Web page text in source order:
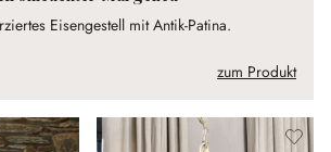
Eisengestell mit Antik-Patina.
zum Produkt